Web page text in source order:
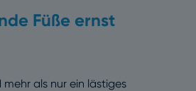
Füße ernst
mehr als nur ein lästiges